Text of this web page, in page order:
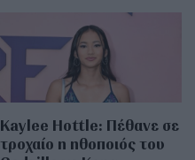
Kaylee Hottle: Πέθανε σε
τροχαίο η ηθοποιός του